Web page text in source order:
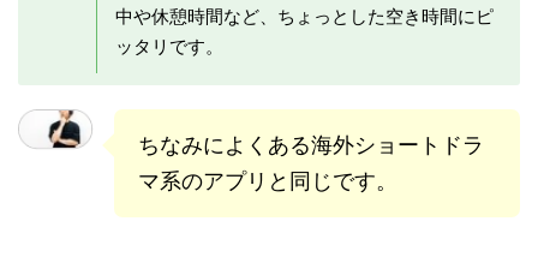
中や休憩時間など、ちょっとした空き時間にピ
ッタリです。
ちなみによくある海外ショートドラ
マ系のアプリと同じです。